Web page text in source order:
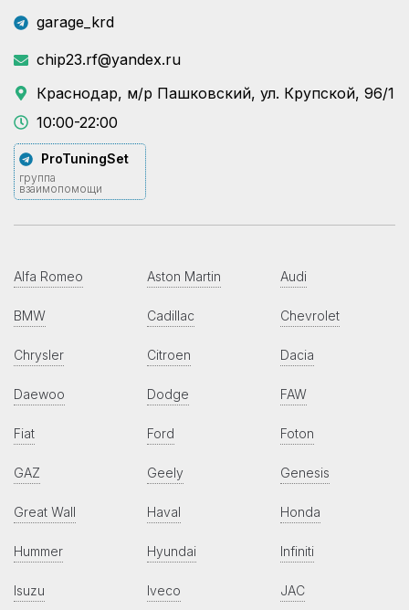
garage_krd
chip23.rf@yandex.ru
Краснодар, м/р Пашковский, ул. Крупской, 96/1
10:00-22:00
ProTuningSet
группа
взаимопомощи
Alfa Romeo Aston Martin Audi
BMW Cadillac Chevrolet
Chrysler Citroen Dacia
Daewoo Dodge FAW
Fiat Ford Foton
GAZ Geely Genesis
Great Wall Haval Honda
Hummer Hyundai Infiniti
Isuzu Iveco JAC